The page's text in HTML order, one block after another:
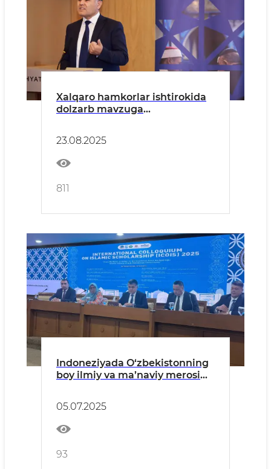
Xalqaro hamkorlar ishtirokida
dolzarb mavzuga
23.08.2025
811
Indoneziyada O‘zbekistonning
boy ilmiy va ma’naviy merosi
05.07.2025
93